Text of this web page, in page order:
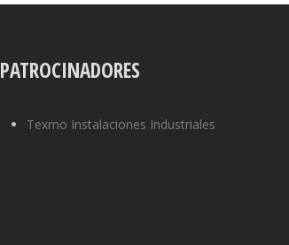
PATROCINADORES
Texmo Instalaciones Industriales